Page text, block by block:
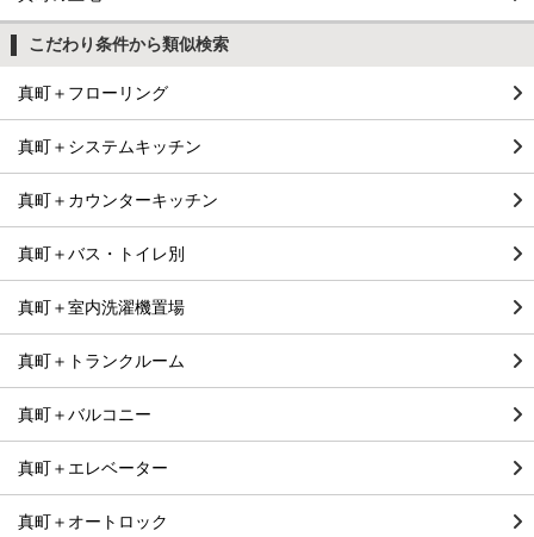
こだわり条件から類似検索
真町＋フローリング
真町＋システムキッチン
真町＋カウンターキッチン
真町＋バス・トイレ別
真町＋室内洗濯機置場
真町＋トランクルーム
真町＋バルコニー
真町＋エレベーター
真町＋オートロック